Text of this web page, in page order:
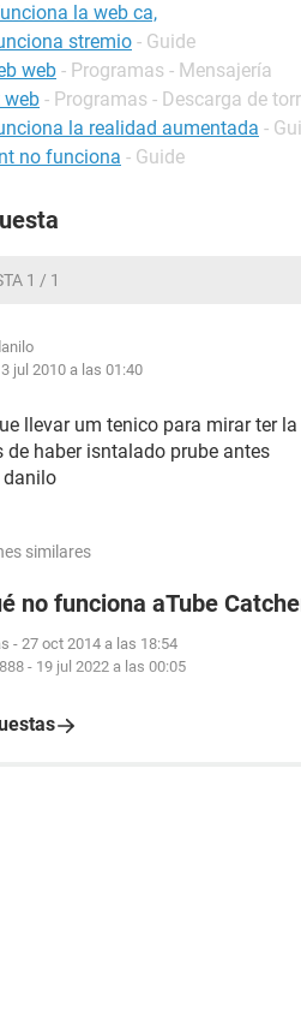
la web ca,
stremio - Guide
web - Programas - Mensajería
web - Programas - Descarga de
la realidad aumentada -
no funciona - Guide
1 / 1
jul 2010 a las 01:40
llevar um tenico para mirar ter
de haber isntalado prube antes
similares
no funciona aTube
- 27 oct 2014 a las 18:54
- 19 jul 2022 a las 00:05